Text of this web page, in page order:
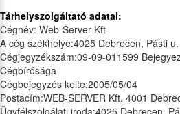
Tárhelyszolgáltató adatai:
Cégnév: Web-Server Kft
A cég székhelye:4025 Debrecen, Pásti
Cégjegyzékszám:09-09-011599
Cégbírósága
Cégbejegyzés kelte:2005/05/04
Postacím:WEB-SERVER Kft. 4001
Ügyfélszolgálati iroda:4025 Debrecen,